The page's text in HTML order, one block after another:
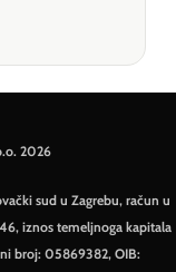
2026
sud u Zagrebu, račun u
iznos temeljnoga kapitala
broj: 05869382, OIB: